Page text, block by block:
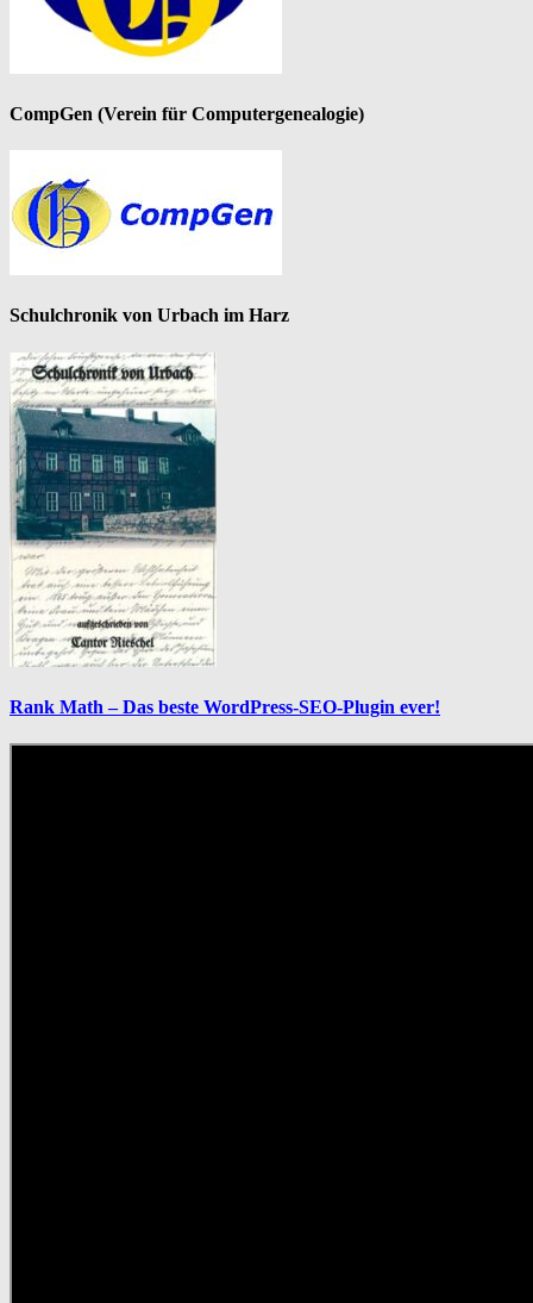
CompGen (Verein für Computergenealogie)
Schulchronik von Urbach im Harz
Rank Math – Das beste WordPress-SEO-Plugin ever!